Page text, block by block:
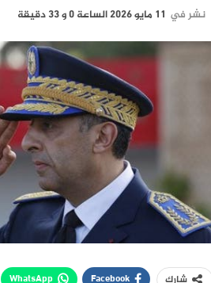
نشر في 11 مايو 2026 الساعة 0 و 33 دقيقة
شارك Facebook
WhatsApp